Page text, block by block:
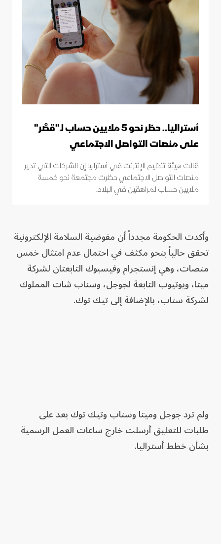
أستراليا.. حظر نحو 5 ملايين حساب لـ"قصَّر"
على منصات التواصل الاجتماعي
قالت هيئة تنظيم الإنترنت في أستراليا إن الشركات التي تدير
منصات التواصل الاجتماعي حظرت مجتمعة نحو خمسة
ملايين حساب لمراهقين في البلاد.
وأكدت الحكومة مجدداً أن مفوضية السلامة الإلكترونية
تحقق حالياً بنحو مكثف في احتمال عدم امتثال خمس
منصات، وهي إنستجرام وفيسبوك التابعتان لشركة
ميتا، ويوتيوب التابعة لجوجل، وسناب شات المملوك
لشركة سناب، بالإضافة إلى تيك توك.
ولم ترد جوجل وميتا وسناب وتيك توك بعد على
طلبات للتعليق أرسلت خارج ساعات العمل الرسمية
بشأن خطط أستراليا.